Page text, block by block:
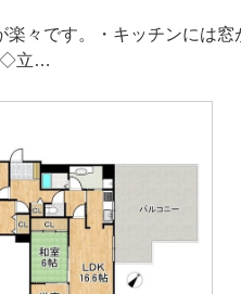
々です。・キッチンには
◇立…